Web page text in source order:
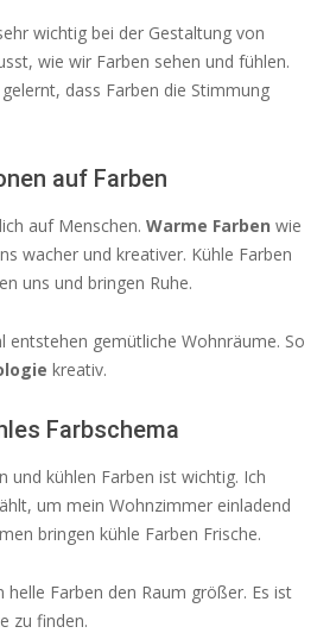
wichtig bei der Gestaltung von
wie wir Farben sehen und fühlen.
dass Farben die Stimmung
auf Farben
auf Menschen. Warme Farben wie
wacher und kreativer. Kühle Farben
uns und bringen Ruhe.
entstehen gemütliche Wohnräume. So
kreativ.
Farbschema
und kühlen Farben ist wichtig. Ich
um mein Wohnzimmer einladend
bringen kühle Farben Frische.
helle Farben den Raum größer. Es ist
zu finden.